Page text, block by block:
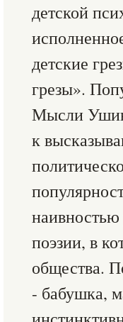
детской
детские
грезы».
Мысли
к
наивностью
поэзии, в
общества.
- бабушка,